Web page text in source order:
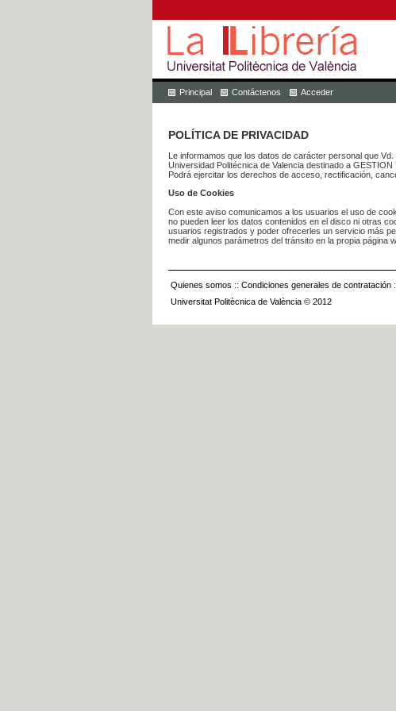
Principal Contáctenos Acceder
POLÍTICA DE PRIVACIDAD
Le informamos que los datos de carácter personal que
Universidad Politécnica de Valencia destinado a
Podrá ejercitar los derechos de acceso, rectificación,
Uso de Cookies
Con este aviso comunicamos a los usuarios el uso de
no pueden leer los datos contenidos en el disco ni otras
usuarios registrados y poder ofrecerles un servicio más
medir algunos parámetros del tránsito en la propia página
Quienes somos :: Condiciones generales de contratación
Universitat Politècnica de València © 2012